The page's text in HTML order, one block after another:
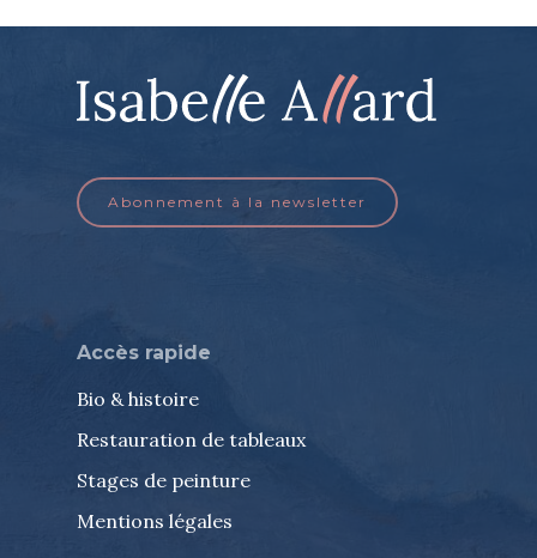
Abonnement à la newsletter
Accès rapide
Bio & histoire
Restauration de tableaux
Stages de peinture
Mentions légales